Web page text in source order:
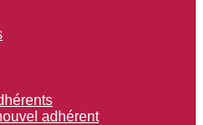
adhérent